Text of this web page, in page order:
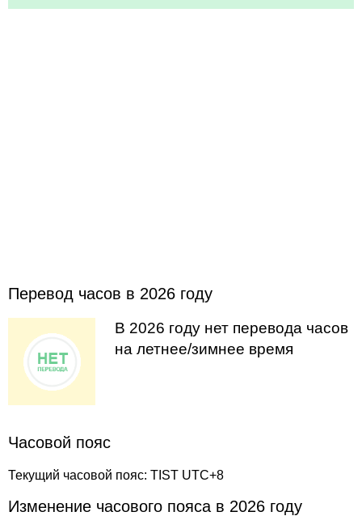
Перевод часов в 2026 году
В 2026 году нет перевода часов
на летнее/зимнее время
Часовой пояс
Текущий часовой пояс: TIST UTC+8
Изменение часового пояса в 2026 году